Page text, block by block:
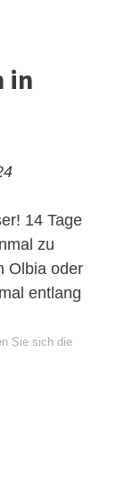
in
14 Tage
zu
Olbia oder
entlang
Sie sich die